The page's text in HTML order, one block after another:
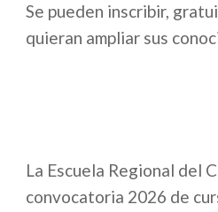
Se pueden inscribir,
quieran ampliar sus
La Escuela Regional del
convocatoria 2026 de